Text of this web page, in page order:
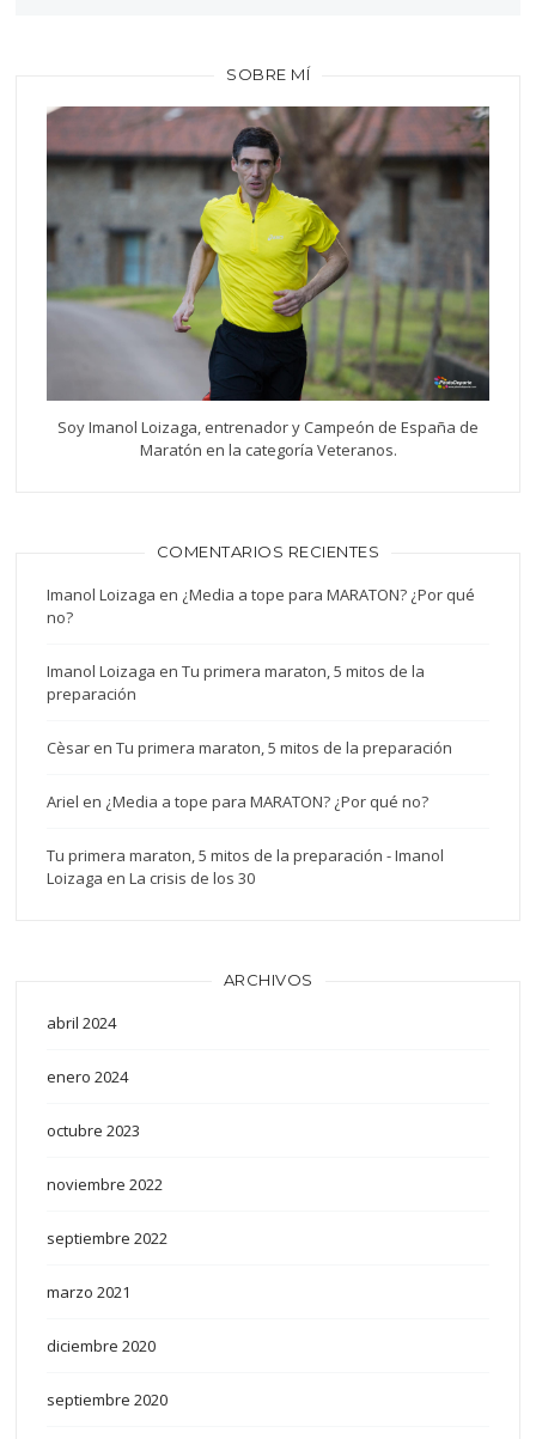
SOBRE MÍ
Soy Imanol Loizaga, entrenador y Campeón de España de
Maratón en la categoría Veteranos.
COMENTARIOS RECIENTES
Imanol Loizaga en ¿Media a tope para MARATON? ¿Por qué
no?
Imanol Loizaga enTu primera maraton, 5 mitos de la
preparación
Cèsar enTu primera maraton, 5 mitos de la preparación
Ariel en ¿Media a tope para MARATON? ¿Por qué no?
Tu primera maraton, 5 mitos de la preparación - Imanol
Loizaga enLa crisis de los 30
ARCHIVOS
abril 2024
enero 2024
octubre 2023
noviembre 2022
septiembre 2022
marzo 2021
diciembre 2020
septiembre 2020